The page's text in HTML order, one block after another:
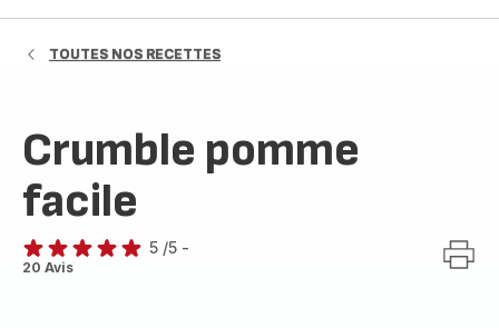
TOUTES NOS RECETTES
Crumble pomme
facile
Avis
5 /5 -
20 Avis